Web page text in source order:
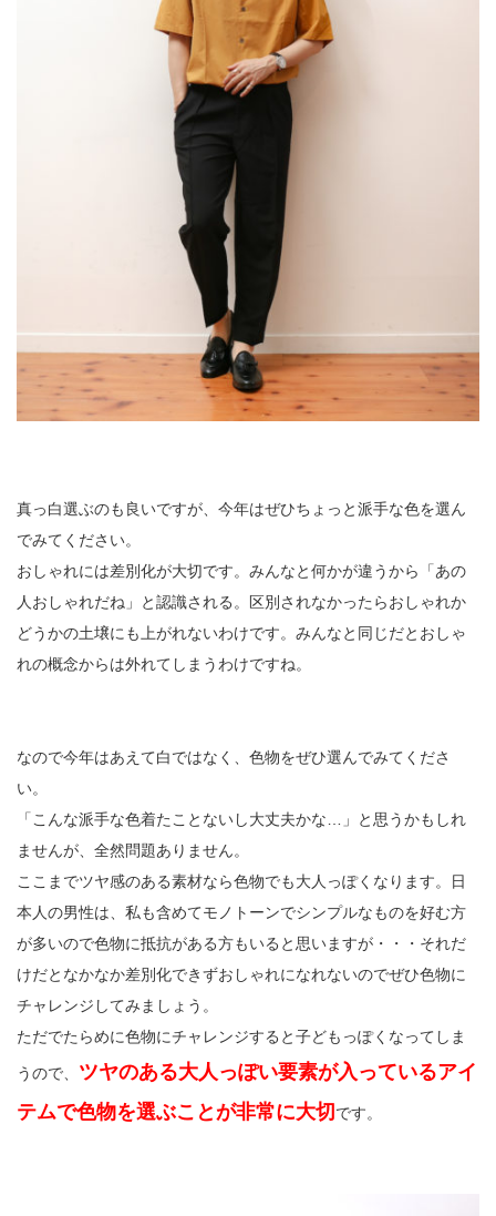
真っ白選ぶのも良いですが、今年はぜひちょっと派手な色を選ん
でみてください。
おしゃれには差別化が大切です。みんなと何かが違うから「あの
人おしゃれだね」と認識される。区別されなかったらおしゃれか
どうかの土壌にも上がれないわけです。みんなと同じだとおしゃ
れの概念からは外れてしまうわけですね。
なので今年はあえて白ではなく、色物をぜひ選んでみてくださ
い。
「こんな派手な色着たことないし大丈夫かな…」と思うかもしれ
ませんが、全然問題ありません。
ここまでツヤ感のある素材なら色物でも大人っぽくなります。日
本人の男性は、私も含めてモノトーンでシンプルなものを好む方
が多いので色物に抵抗がある方もいると思いますが・・・それだ
けだとなかなか差別化できずおしゃれになれないのでぜひ色物に
チャレンジしてみましょう。
ただでたらめに色物にチャレンジすると子どもっぽくなってしま
うので、 ツヤのある大人っぽい要素が入っているアイ
テムで色物を選ぶことが非常に大切 です。